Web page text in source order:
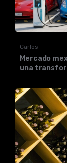
Carlos
Mercado
una